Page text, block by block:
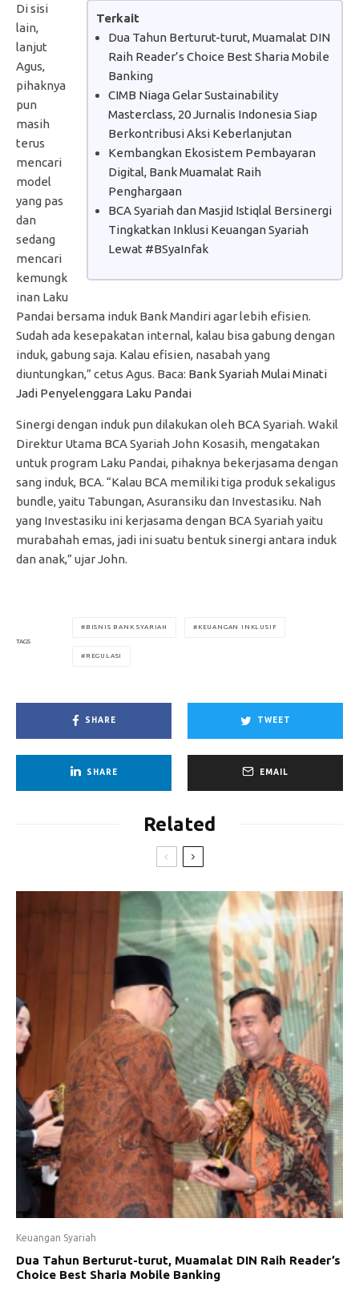
Terkait
Dua Tahun Berturut-turut, Muamalat DIN
Raih Reader’s Choice Best Sharia Mobile
Banking
CIMB Niaga Gelar Sustainability
Masterclass, 20 Jurnalis Indonesia Siap
Berkontribusi Aksi Keberlanjutan
Kembangkan Ekosistem Pembayaran
Digital, Bank Muamalat Raih
Penghargaan
BCA Syariah dan Masjid Istiqlal Bersinergi
Tingkatkan Inklusi Keuangan Syariah
Lewat #BSyaInfak
Di sisi
lain,
lanjut
Agus,
pihaknya
pun
masih
terus
mencari
model
yang pas
dan
sedang
mencari
kemungk
inan Laku
Pandai bersama induk Bank Mandiri agar lebih efisien.
Sudah ada kesepakatan internal, kalau bisa gabung dengan
induk, gabung saja. Kalau efisien, nasabah yang
diuntungkan,” cetus Agus. Baca: Bank Syariah Mulai Minati
Jadi Penyelenggara Laku Pandai
Sinergi dengan induk pun dilakukan oleh BCA Syariah. Wakil
Direktur Utama BCA Syariah John Kosasih, mengatakan
untuk program Laku Pandai, pihaknya bekerjasama dengan
sang induk, BCA. “Kalau BCA memiliki tiga produk sekaligus
bundle, yaitu Tabungan, Asuransiku dan Investasiku. Nah
yang Investasiku ini kerjasama dengan BCA Syariah yaitu
murabahah emas, jadi ini suatu bentuk sinergi antara induk
dan anak,” ujar John.
TAGS
BISNIS BANK SYARIAH KEUANGAN INKLUSIF
REGULASI
SHARE TWEET
SHARE EMAIL
Related
Keuangan Syariah
Dua Tahun Berturut-turut, Muamalat DIN Raih Reader’s
Choice Best Sharia Mobile Banking